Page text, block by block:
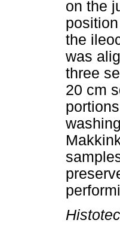
on the
the
was
three
20 cm